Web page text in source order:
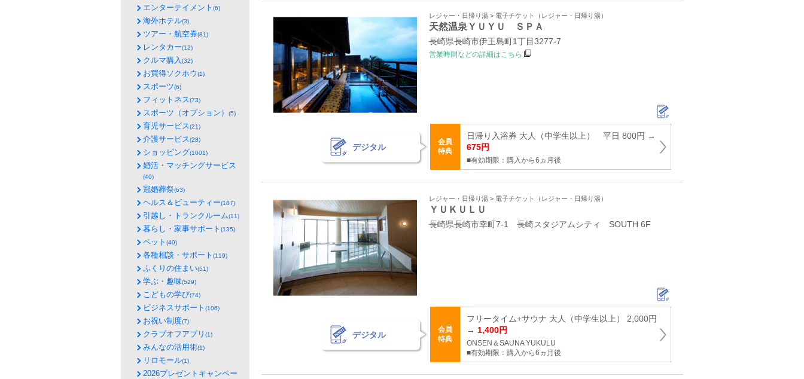
レジャー・日帰り湯 > 電子チケット（レジャー・日帰り湯）
天然温泉ＹＵＹＵ ＳＰＡ
長崎県長崎市伊王島町1丁目3277-7
営業時間などの詳細はこちら
デジタル
会員
特典
日帰り入浴券 大人（中学生以上） 平日 800円 →
675円
■有効期限：購入から6ヵ月後
レジャー・日帰り湯 > 電子チケット（レジャー・日帰り湯）
ＹＵＫＵＬＵ
長崎県長崎市幸町7-1 長崎スタジアムシティ SOUTH 6F
デジタル
会員
特典
フリータイム+サウナ 大人（中学生以上） 2,000円
→ 1,400円
ONSEN＆SAUNA YUKULU
■有効期限：購入から6ヵ月後
エンターテイメント (6)
海外ホテル(3)
ツアー・航空券(81)
レンタカー(12)
クルマ購入(32)
お買得ソクホウ(1)
スポーツ(6)
フィットネス(73)
スポーツ（オプション） (5)
育児サービス(21)
介護サービス(28)
ショッピング(1001)
婚活・マッチングサービス
(40)
冠婚葬祭(63)
ヘルス＆ビューティー(187)
引越し・トランクルーム(11)
暮らし・家事サポート (135)
ペット (40)
各種相談・サポート (119)
ふくりの住まい(51)
学ぶ・趣味(529)
こどもの学び(74)
ビジネスサポート (106)
お祝い制度(7)
クラブオフアプリ (1)
みんなの活用術(1)
リロモール(1)
2026プレゼントキャンペー